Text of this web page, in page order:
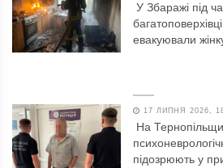
У Збаражі під
евакуювали
17 ЛИПНЯ 2026,
На
підозрюють у